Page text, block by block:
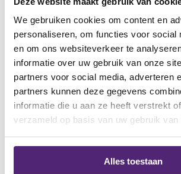
We gebruiken cookies om content en
personaliseren, om functies voor social
en om ons websiteverkeer te
informatie over uw gebruik van onze
partners voor social media, adverteren
partners kunnen deze gegevens
informatie die u aan ze heeft verstrekt
verzameld op basis van uw gebruik
Alles toestaan
één van onze fysiotherapeuten. Deze
advies voorzien bij uw
Steun bij achillespeesklachten